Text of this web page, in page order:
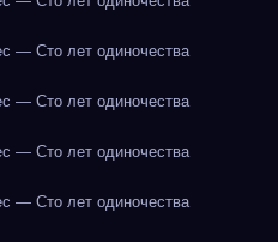
— Сто лет одиночества
— Сто лет одиночества
— Сто лет одиночества
— Сто лет одиночества